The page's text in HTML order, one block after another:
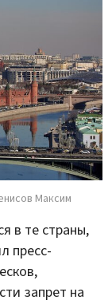
Максим
в те страны,
пресс-
запрет на